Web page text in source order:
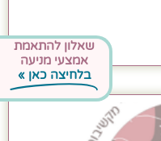
שאלון להתאמת
אמצעי מניעה
בלחיצה כאן »